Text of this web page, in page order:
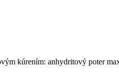
kúrením: anhydritový poter